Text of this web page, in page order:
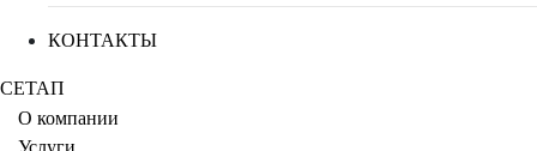
КОНТАКТЫ
СЕТАП
О компании
Услуги